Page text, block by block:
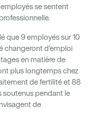
se sentent
que 9 employés sur 10
changeront d'emploi
en matière de
plus longtemps chez
de fertilité et 88
soutenus pendant le
de